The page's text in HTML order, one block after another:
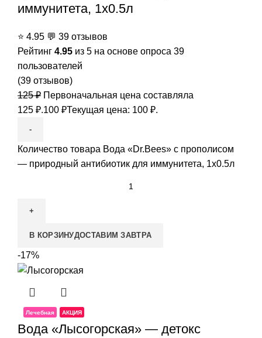
иммунитета, 1x0.5л
⭐ 4.95 💬 39 отзывов
Рейтинг 4.95 из 5 на основе опроса 39
пользователей
(39 отзывов)
125₽ Первоначальная цена составляла
125 ₽.100 ₽Текущая цена: 100 ₽.
Количество товара Вода «Dr.Bees» с прополисом
— природный антибиотик для иммунитета, 1x0.5л
В КОРЗИНУДОСТАВИМ ЗАВТРА
-17%
Лечебная АКЦИЯ
Вода «Лысогорская» — детокс